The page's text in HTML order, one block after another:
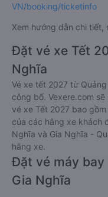
VN/booking/ticketinfo
Xem hướng dẫn chi tiết,
Đặt vé xe Tết
Nghĩa
Vé xe tết 2027 từ
công bố. Vexere.com
vé xe Tết 2027 bao
của các hãng xe khách
Nghĩa và Gia Nghĩa -
hãng xe.
Đặt vé máy bay
Gia Nghĩa